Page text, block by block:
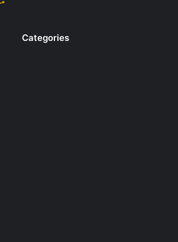
Categories